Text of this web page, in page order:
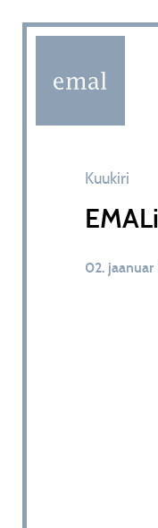
Kuukiri
02. jaanuar